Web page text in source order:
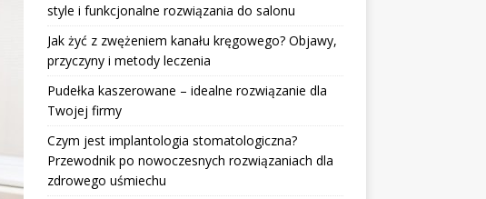
style i funkcjonalne rozwiązania do salonu
Jak żyć z zwężeniem kanału kręgowego? Objawy,
przyczyny i metody leczenia
Pudełka kaszerowane – idealne rozwiązanie dla
Twojej firmy
Czym jest implantologia stomatologiczna?
Przewodnik po nowoczesnych rozwiązaniach dla
zdrowego uśmiechu